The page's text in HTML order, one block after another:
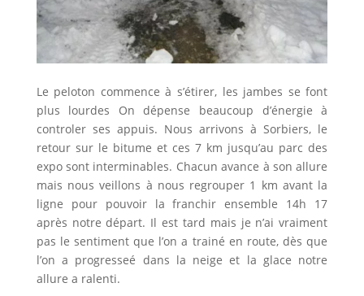
Le peloton commence à s’étirer, les jambes se font
plus lourdes On dépense beaucoup d’énergie à
controler ses appuis. Nous arrivons à Sorbiers, le
retour sur le bitume et ces 7 km jusqu’au parc des
expo sont interminables. Chacun avance à son allure
mais nous veillons à nous regrouper 1 km avant la
ligne pour pouvoir la franchir ensemble 14h 17
après notre départ. Il est tard mais je n’ai vraiment
pas le sentiment que l’on a trainé en route, dès que
l’on a progresseé dans la neige et la glace notre
allure a ralenti.